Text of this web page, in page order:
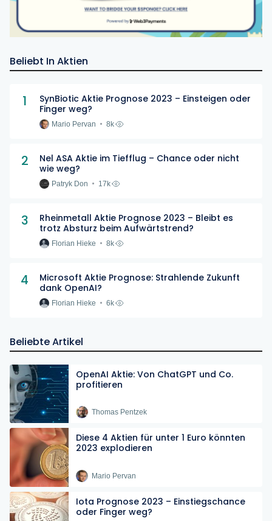
Beliebt In Aktien
1
SynBiotic Aktie Prognose 2023 – Einsteigen oder
Finger weg?
Mario Pervan 8k
2
Nel ASA Aktie im Tiefflug – Chance oder nicht
wie weg?
Patryk Don 17k
3
Rheinmetall Aktie Prognose 2023 – Bleibt es
trotz Absturz beim Aufwärtstrend?
Florian Hieke 8k
4
Microsoft Aktie Prognose: Strahlende Zukunft
dank OpenAI?
Florian Hieke 6k
Beliebte Artikel
OpenAI Aktie: Von ChatGPT und Co.
profitieren
Thomas Pentzek
Diese 4 Aktien für unter 1 Euro könnten
2023 explodieren
Mario Pervan
Iota Prognose 2023 – Einstiegschance
oder Finger weg?